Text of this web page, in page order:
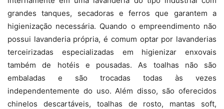
grandes tanques, secadoras e ferros que garantem a
higienização necessária. Quando o empreendimento não
possui lavanderia própria, é comum optar por lavanderias
terceirizadas especializadas em higienizar enxovais
também de hotéis e pousadas. As toalhas não são
embaladas e são trocadas todas às vezes
independentemente do uso. Além disso, são oferecidos
chinelos descartáveis, toalhas de rosto, mantas soft,